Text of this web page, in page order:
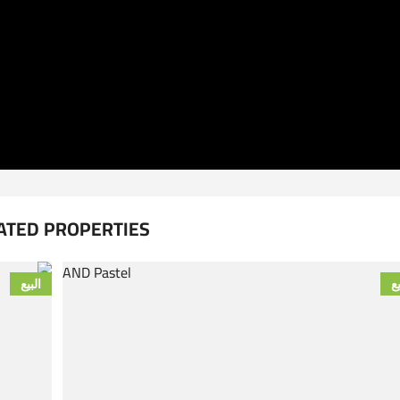
PROPERTIES
البيع